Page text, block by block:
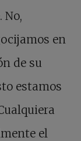
No,
en
de su
estamos
el